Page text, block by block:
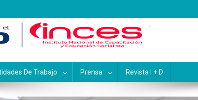
y Educación
De Trabajo Prensa Revista I + D